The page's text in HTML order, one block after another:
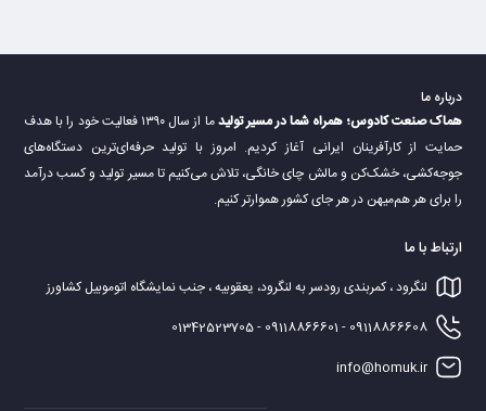
درباره ما
هماک صنعت کادوس؛ همراه شما در مسیر تولید
ما از سال ۱۳۹۰ فعالیت خود را با هدف
حمایت از کارآفرینان ایرانی آغاز کردیم. امروز با تولید حرفه‌ای‌ترین دستگاه‌های
جوجه‌کشی، خشک‌کن و مالش چای خانگی، تلاش می‌کنیم تا مسیر تولید و کسب درآمد
را برای هر هم‌میهن در هر جای کشور هموارتر کنیم.
ارتباط با ما
لنگرود ، کمربندی رودسر به لنگرود، یعقوبیه ، جنب نمایشگاه اتوموبیل کشاورز
09118866608 - 09118866601 - 01342523705
info@homuk.ir